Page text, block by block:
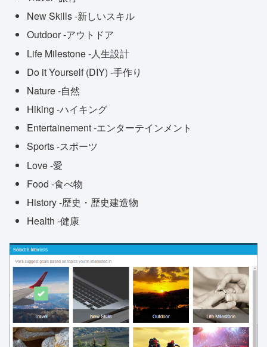
New Skills -新しいスキル
Outdoor -アウトドア
Life Milestone -人生設計
Do it Yourself (DIY) -手作り
Nature -自然
Hiking -ハイキング
Entertainement -エンターテインメント
Sports -スポーツ
Love -愛
Food -食べ物
History -歴史・歴史建造物
Health -健康